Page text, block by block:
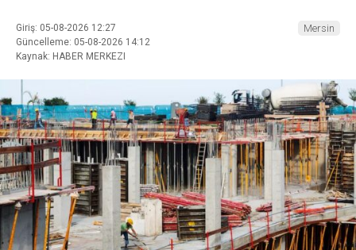
Giriş: 05-08-2026 12:27
Güncelleme: 05-08-2026 14:12
Kaynak: HABER MERKEZI
Mersin